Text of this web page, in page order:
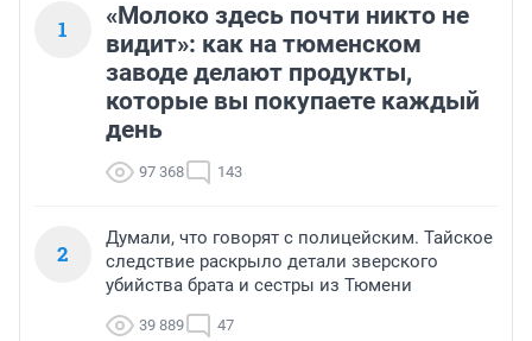
1
«Молоко здесь почти никто не
видит»: как на тюменском
заводе делают продукты,
которые вы покупаете каждый
день
97 368 143
2
Думали, что говорят с полицейским. Тайское
следствие раскрыло детали зверского
убийства брата и сестры из Тюмени
39 889 47